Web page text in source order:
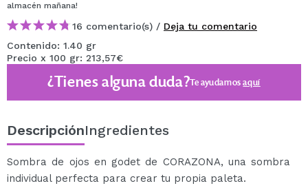
almacén mañana!
16 comentario(s) / Deja tu comentario
Contenido: 1.40 gr
Precio x 100 gr: 213,57€
¿Tienes alguna duda?Te ayudamosaquí
DescripciónIngredientes
Sombra de ojos en godet de CORAZONA, una sombra
individual perfecta para crear tu propia paleta.